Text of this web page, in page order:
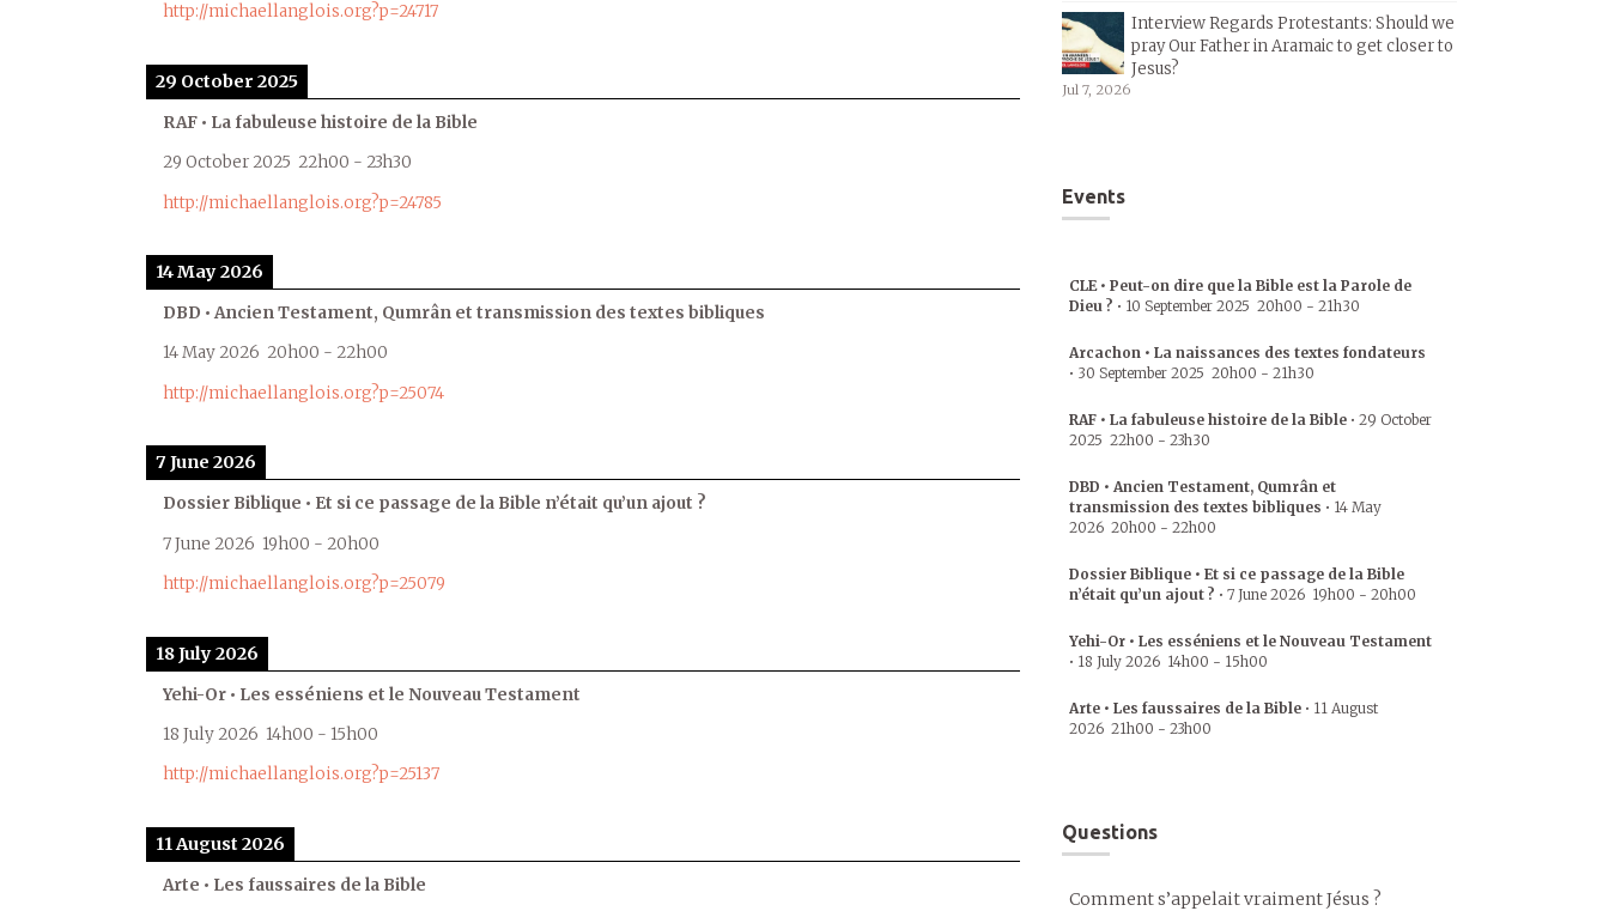
http://michaellanglois.org?p=24717
29 October 2025
RAF • La fabuleuse histoire de la Bible
29 October 2025 22h00 - 23h30
http://michaellanglois.org?p=24785
14 May 2026
DBD • Ancien Testament, Qumrân et transmission des textes bibliques
14 May 2026 20h00 - 22h00
http://michaellanglois.org?p=25074
7 June 2026
Dossier Biblique • Et si ce passage de la Bible n’était qu’un ajout ?
7 June 2026 19h00 - 20h00
http://michaellanglois.org?p=25079
18 July 2026
Yehi-Or • Les esséniens et le Nouveau Testament
18 July 2026 14h00 - 15h00
http://michaellanglois.org?p=25137
11 August 2026
Arte • Les faussaires de la Bible
Interview Regards Protestants: Should we
pray Our Father in Aramaic to get closer to
Jesus?
Jul 7, 2026
Events
CLE • Peut-on dire que la Bible est la Parole de
Dieu ? • 10 September 2025 20h00 - 21h30
Arcachon • La naissances des textes fondateurs
• 30 September 2025 20h00 - 21h30
RAF • La fabuleuse histoire de la Bible • 29 October
2025 22h00 - 23h30
DBD • Ancien Testament, Qumrân et
transmission des textes bibliques • 14 May
2026 20h00 - 22h00
Dossier Biblique • Et si ce passage de la Bible
n’était qu’un ajout ? • 7 June 2026 19h00 - 20h00
Yehi-Or • Les esséniens et le Nouveau Testament
• 18 July 2026 14h00 - 15h00
Arte • Les faussaires de la Bible • 11 August
2026 21h00 - 23h00
Questions
Comment s’appelait vraiment Jésus ?